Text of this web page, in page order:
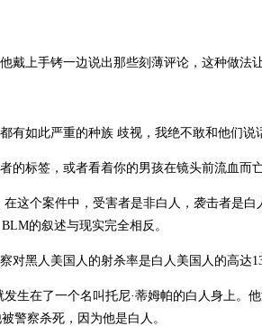
戴上手铐一边说出那些刻薄评论，这种做法
有如此严重的种族 歧视，我绝不敢和他们说
的标签，或者看着你的男孩在镜头前流血而
这个案件中，受害者是非白人，袭击者是
的叙述与现实完全相反。
对黑人美国人的射杀率是白人美国人的高达13
生在了一个名叫托尼·蒂姆帕的白人身上。
警察杀死，因为他是白人。